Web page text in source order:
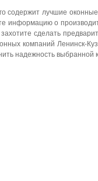
содержит лучшие
информацию о
сделать
компаний Ленинск-
надежность